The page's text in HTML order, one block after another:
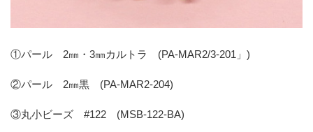
①パール 2㎜・3㎜カルトラ (PA-MAR2/3-201」)
②パール 2㎜黒 (PA-MAR2-204)
③丸小ビーズ #122 (MSB-122-BA)